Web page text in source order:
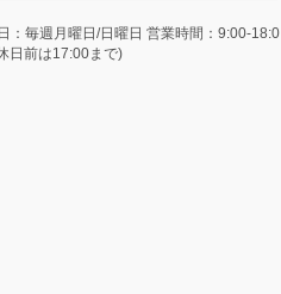
：毎週月曜日/日曜日 営業時間：9:00-18:0
日前は17:00まで)